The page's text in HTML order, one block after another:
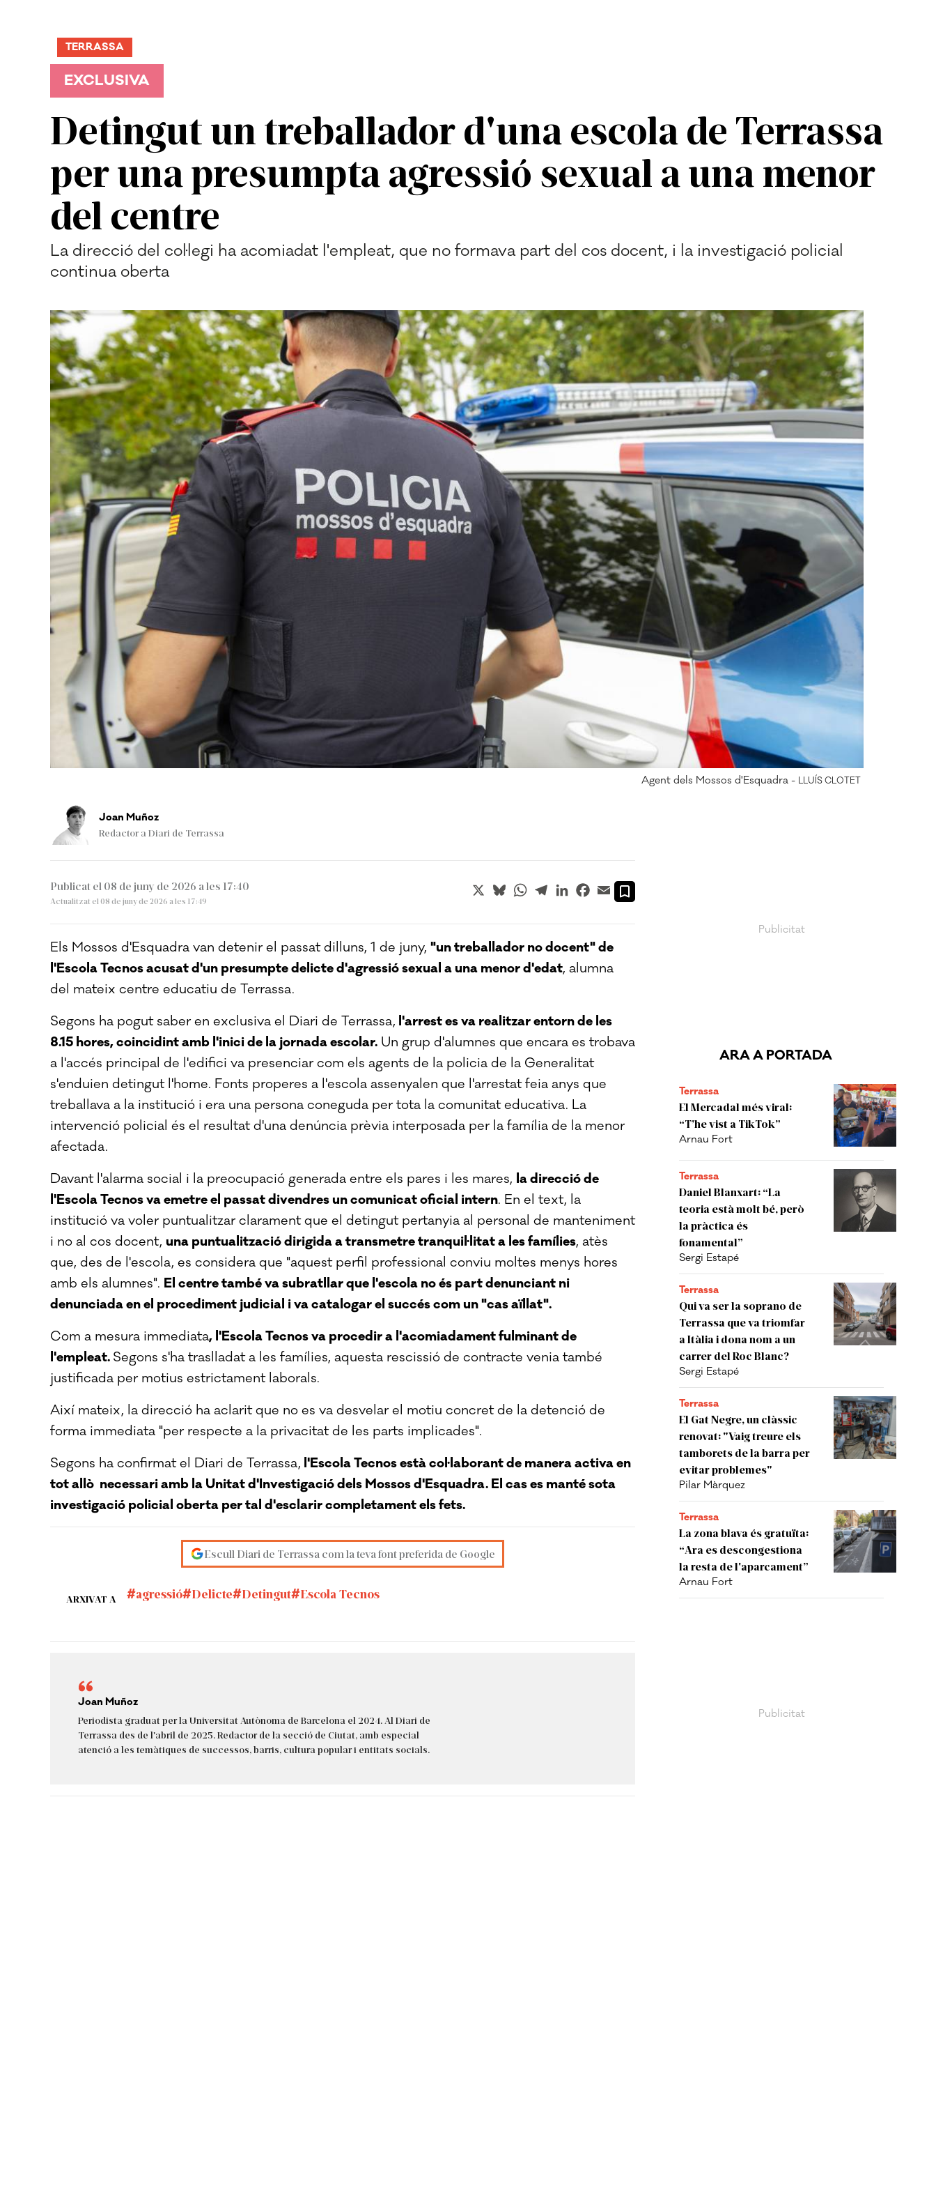
EXCLUSIVA
Detingut un treballador d'una escola de Terrassa
per una presumpta agressió sexual a una menor
del centre
TERRASSA
La direcció del col·legi ha acomiadat l'empleat, que no formava part del cos docent, i la investigació policial
continua oberta
Agent dels Mossos d'Esquadra - LLUÍS CLOTET
ARA A PORTADA
Terrassa
El Mercadal més viral:
“T’he vist a TikTok”
Arnau Fort
Terrassa
Daniel Blanxart: “La
teoria està molt bé, però
la pràctica és
fonamental”
Sergi Estapé
Terrassa
Qui va ser la soprano de
Terrassa que va triomfar
a Itàlia i dona nom a un
carrer del Roc Blanc?
Sergi Estapé
Terrassa
El Gat Negre, un clàssic
renovat: "Vaig treure els
tamborets de la barra per
evitar problemes"
Pilar Màrquez
Terrassa
La zona blava és gratuïta:
“Ara es descongestiona
la resta de l'aparcament”
Arnau Fort
Joan Muñoz
Redactor a Diari de Terrassa
Publicat el 08 de juny de 2026 a les 17:40
Actualitzat el 08 de juny de 2026 a les 17:49
X BlueskyWhatsApp
TelegramLinkedInFacebook
Email
Els Mossos d'Esquadra van detenir el passat dilluns, 1 de juny, "un treballador no docent" de
l'Escola Tecnos acusat d'un presumpte delicte d'agressió sexual a una menor d'edat, alumna
del mateix centre educatiu de Terrassa.
Segons ha pogut saber en exclusiva el Diari de Terrassa, l'arrest es va realitzar entorn de les
8.15 hores, coincidint amb l'inici de la jornada escolar. Un grup d'alumnes que encara es trobava
a l'accés principal de l'edifici va presenciar com els agents de la policia de la Generalitat
s'enduien detingut l'home. Fonts properes a l'escola assenyalen que l'arrestat feia anys que
treballava a la institució i era una persona coneguda per tota la comunitat educativa. La
intervenció policial és el resultat d'una denúncia prèvia interposada per la família de la menor
afectada.
Davant l'alarma social i la preocupació generada entre els pares i les mares, la direcció de
l'Escola Tecnos va emetre el passat divendres un comunicat oficial intern. En el text, la
institució va voler puntualitzar clarament que el detingut pertanyia al personal de manteniment
i no al cos docent, una puntualització dirigida a transmetre tranquil·litat a les famílies, atès
que, des de l'escola, es considera que "aquest perfil professional conviu moltes menys hores
amb els alumnes". El centre també va subratllar que l'escola no és part denunciant ni
denunciada en el procediment judicial i va catalogar el succés com un "cas aïllat".
Com a mesura immediata, l'Escola Tecnos va procedir a l'acomiadament fulminant de
l'empleat. Segons s'ha traslladat a les famílies, aquesta rescissió de contracte venia també
justificada per motius estrictament laborals.
Així mateix, la direcció ha aclarit que no es va desvelar el motiu concret de la detenció de
forma immediata "per respecte a la privacitat de les parts implicades".
Segons ha confirmat el Diari de Terrassa, l'Escola Tecnos està col·laborant de manera activa en
tot allò necessari amb la Unitat d'Investigació dels Mossos d'Esquadra. El cas es manté sota
investigació policial oberta per tal d'esclarir completament els fets.
Escull Diari de Terrassa com la teva font preferida de Google
ARXIVAT A agressió Delicte Detingut Escola Tecnos
Joan Muñoz
Periodista graduat per la Universitat Autònoma de Barcelona el 2024. Al Diari de
Terrassa des de l'abril de 2025. Redactor de la secció de Ciutat, amb especial
atenció a les temàtiques de successos, barris, cultura popular i entitats socials.